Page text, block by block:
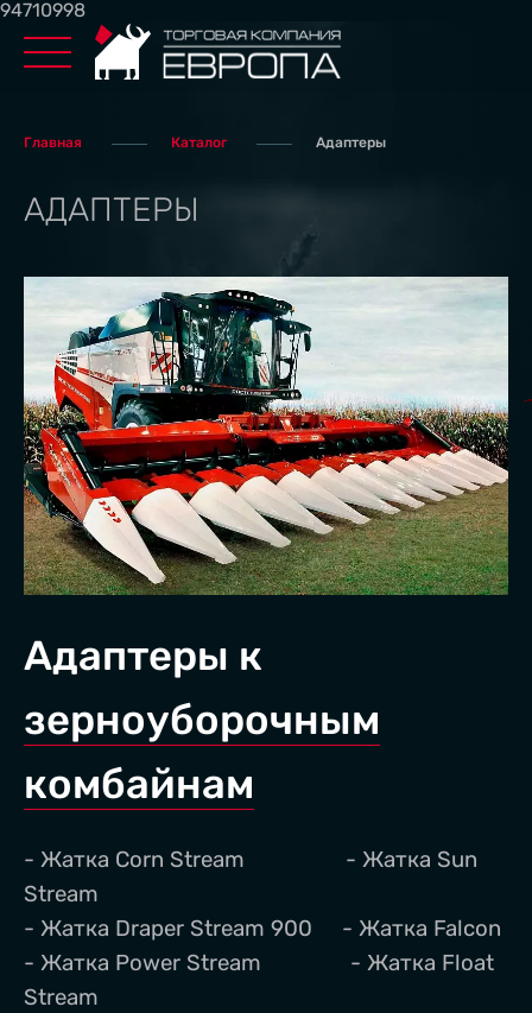
94710998
О КОМПАНИИ
НОВОСТИ
Главная Каталог Адаптеры
АДАПТЕРЫ
Адаптеры к
зерноуборочным
комбайнам
- Жатка Corn Stream - Жатка Sun
Stream
- Жатка Draper Stream 900 - Жатка Falcon
- Жатка Power Stream - Жатка Floаt
Stream